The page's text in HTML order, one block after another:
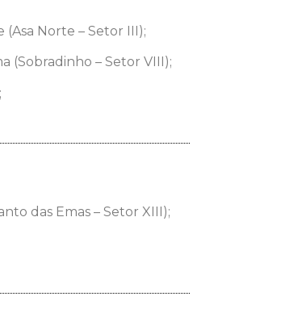
(Asa Norte – Setor III);
(Sobradinho – Setor VIII);
das Emas – Setor XIII);